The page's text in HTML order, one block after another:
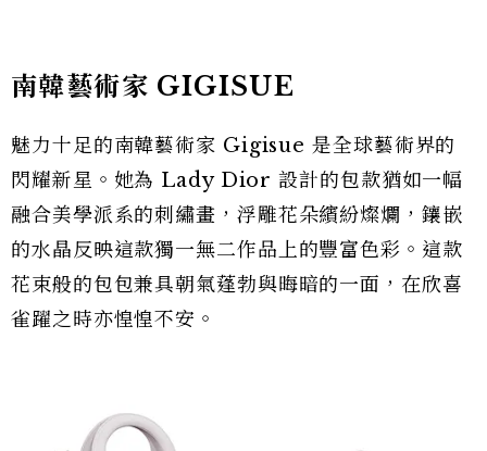
南韓藝術家 GIGISUE
魅力十足的南韓藝術家 Gigisue 是全球藝術界的
閃耀新星。她為 Lady Dior 設計的包款猶如一幅
融合美學派系的刺繡畫，浮雕花朵繽紛燦爛，鑲嵌
的水晶反映這款獨一無二作品上的豐富色彩。這款
花束般的包包兼具朝氣蓬勃與晦暗的一面，在欣喜
雀躍之時亦惶惶不安。